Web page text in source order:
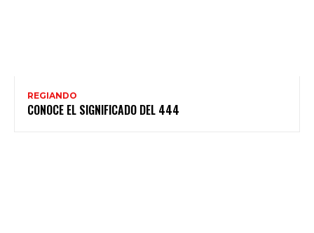
REGIANDO
CONOCE EL SIGNIFICADO DEL 444